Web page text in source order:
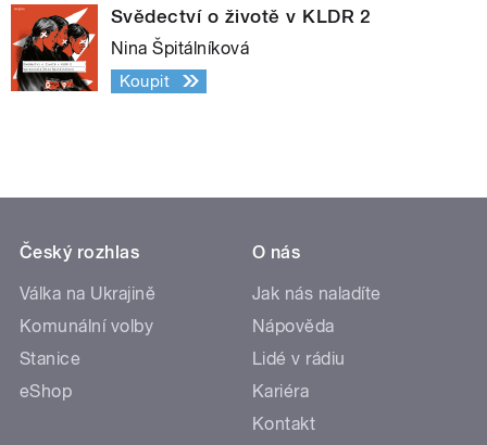
Svědectví o životě v KLDR 2
Nina Špitálníková
Koupit
Český rozhlas
Válka na Ukrajině
Komunální volby
Stanice
eShop
O nás
Jak nás naladíte
Nápověda
Lidé v rádiu
Kariéra
Kontakt